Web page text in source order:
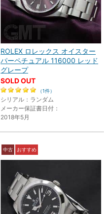
ROLEX ロレックス オイスター
パーペチュアル 116000 レッド
グレープ
SOLD OUT
（1件）
シリアル：ランダム
メーカー保証書日付：
2018年5月
中古 おすすめ